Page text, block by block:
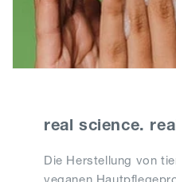
real science.
Die Herstellung von